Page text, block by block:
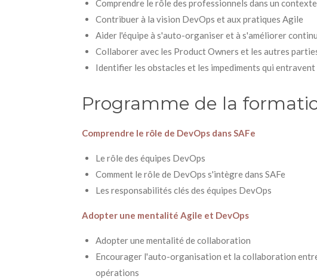
Comprendre le rôle des professionnels dans un
Contribuer à la vision DevOps et aux pratiques Agile
Aider l'équipe à s'auto-organiser et à s'améliorer
Collaborer avec les Product Owners et les autres
Identifier les obstacles et les impediments qui
Programme de la
Comprendre le rôle de DevOps dans SAFe
Le rôle des équipes DevOps
Comment le rôle de DevOps s'intègre dans SAFe
Les responsabilités clés des équipes DevOps
Adopter une mentalité Agile et DevOps
Adopter une mentalité de collaboration
Encourager l'auto-organisation et la collaboration
opérations